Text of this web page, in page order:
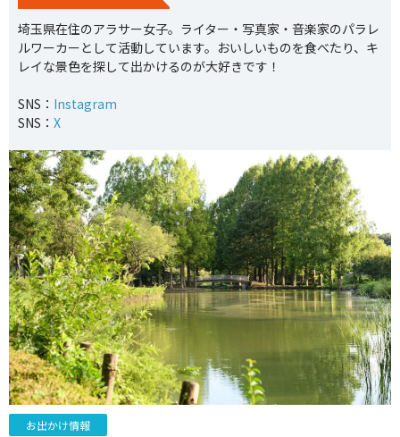
埼玉県在住のアラサー女子。ライター・写真家・音楽家のパラレ
ルワーカーとして活動しています。おいしいものを食べたり、キ
レイな景色を探して出かけるのが大好きです！
SNS： Instagram
SNS： X
お出かけ情報